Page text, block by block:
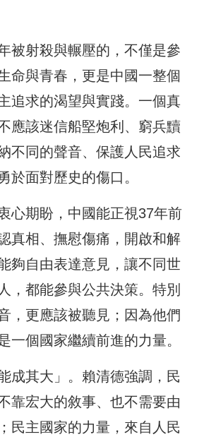
被射殺與輾壓的，不僅是參
命與青春，更是中國一整個
追求的渴望與實踐。一個真
應該迷信船堅炮利、窮兵黷
不同的聲音、保護人民追求
於面對歷史的傷口。
心期盼，中國能正視37年前
真相、撫慰傷痛，開啟和解
夠自由表達意見，讓不同世
，都能參與公共決策。特別
，更應該被聽見；因為他們
一個國家繼續前進的力量。
成其大」。賴清德強調，民
靠宏大的敘事、也不需要由
民主國家的力量，來自人民